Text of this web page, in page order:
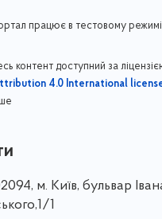
працює в тестовому режимі
контент доступний за
4.0 International
м. Київ, бульвар
1